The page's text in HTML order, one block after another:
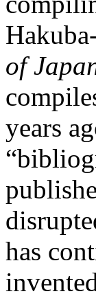
of
years
has